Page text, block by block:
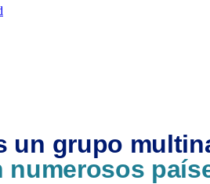
un grupo
numerosos